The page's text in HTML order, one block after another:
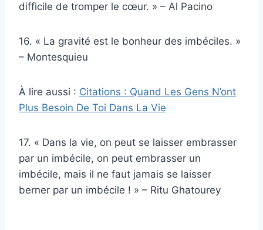
difficile de tromper le cœur. » – Al Pacino
16. « La gravité est le bonheur des imbéciles. »
– Montesquieu
À lire aussi : Citations : Quand Les Gens N’ont
Plus Besoin De Toi Dans La Vie
17. « Dans la vie, on peut se laisser embrasser
par un imbécile, on peut embrasser un
imbécile, mais il ne faut jamais se laisser
berner par un imbécile ! » – Ritu Ghatourey